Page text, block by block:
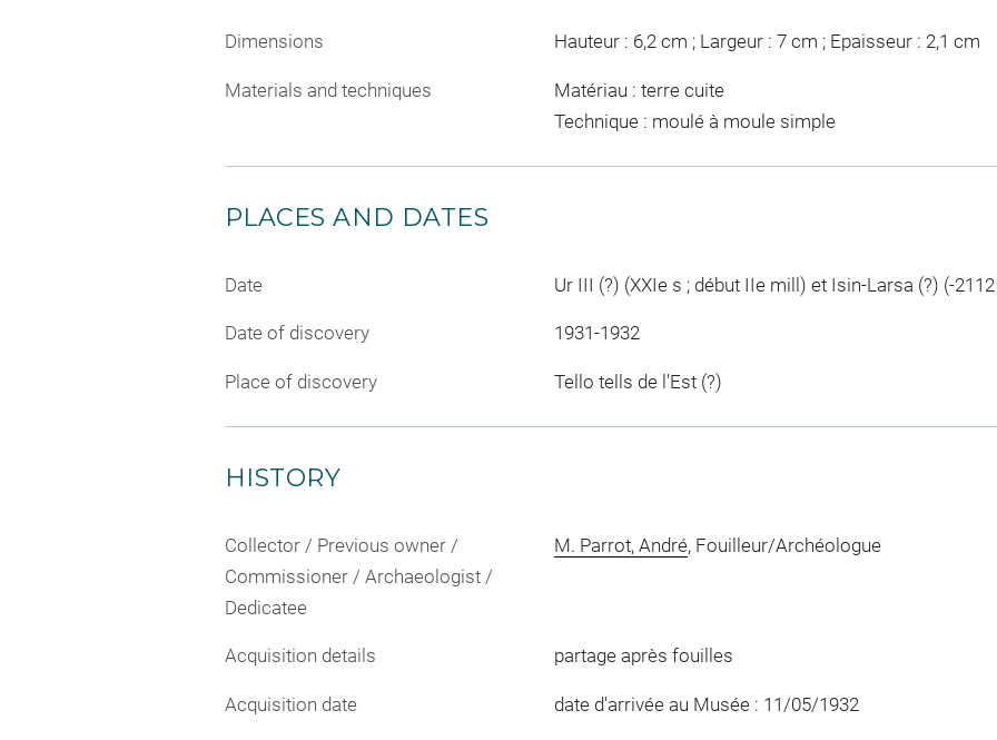
Dimensions Hauteur : 6,2 cm ; Largeur : 7 cm ; Epaisseur : 2,1 cm
Materials and techniques
Matériau : terre cuite
Technique : moulé à moule simple
PLACES AND DATES
Date Ur III (?) (XXIe s ; début IIe mill) et Isin-Larsa (?) (-
Date of discovery 1931-1932
Place of discovery Tello tells de l'Est (?)
HISTORY
Collector / Previous owner /
Commissioner / Archaeologist /
Dedicatee
M. Parrot, André, Fouilleur/Archéologue
Acquisition details partage après fouilles
Acquisition date date d'arrivée au Musée : 11/05/1932